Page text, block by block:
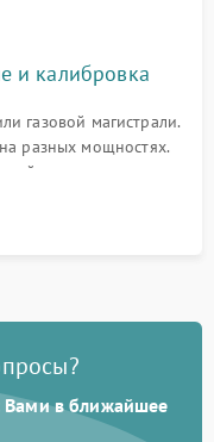
и калибровка
газовой магистрали.
разных мощностях.
таймера, индикаторов
от перегрева.
Вами в ближайшее